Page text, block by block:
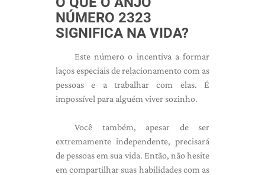
NÚMERO 2323
SIGNIFICA NA VIDA?
Este número o incentiva a formar
laços especiais de relacionamento com as
pessoas e a trabalhar com elas. É
impossível para alguém viver sozinho.
Você também, apesar de ser
extremamente independente, precisará
de pessoas em sua vida. Então, não hesite
em compartilhar suas habilidades com as